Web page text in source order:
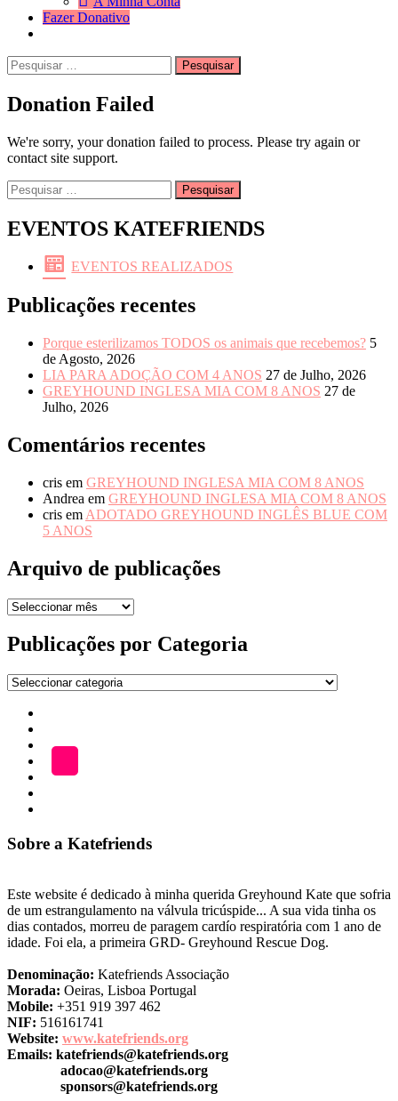
Fazer Donativo
Search
Pesquisar
por:
Donation Failed
We're sorry, your donation failed to process. Please try again or
contact site support.
Pesquisar
por:
EVENTOS KATEFRIENDS
EVENTOS REALIZADOS
Publicações recentes
Porque esterilizamos TODOS os animais que recebemos? 5
de Agosto, 2026
LIA PARA ADOÇÃO COM 4 ANOS 27 de Julho, 2026
GREYHOUND INGLESA MIA COM 8 ANOS 27 de
Julho, 2026
Comentários recentes
cris em GREYHOUND INGLESA MIA COM 8 ANOS
Andrea em GREYHOUND INGLESA MIA COM 8 ANOS
cris em ADOTADO GREYHOUND INGLÊS BLUE COM
5 ANOS
Arquivo de publicações
Arquivo
publicações
Publicações por Categoria
Publicações
Categoria
ADOÇÃO
LOJA
Sobre a Katefriends
Este website é dedicado à minha querida Greyhound Kate que sofria
de um estrangulamento na válvula tricúspide... A sua vida tinha os
dias contados, morreu de paragem cardío respiratória com 1 ano de
idade. Foi ela, a primeira GRD- Greyhound Rescue Dog.
Denominação: Katefriends Associação
Morada: Oeiras, Lisboa Portugal
Mobile: +351 919 397 462
NIF: 516161741
Website: www.katefriends.org
Emails: katefriends@katefriends.org
adocao@katefriends.org
sponsors@katefriends.org